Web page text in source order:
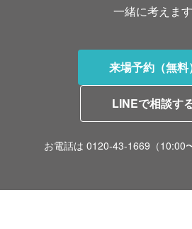
一緒に考えます
来場予約（無
LINEで相談す
お電話は 0120-43-1669（10:00